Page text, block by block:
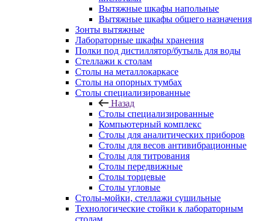
Вытяжные шкафы напольные
Вытяжные шкафы общего назначения
Зонты вытяжные
Лабораторные шкафы хранения
Полки под дистиллятор/бутыль для воды
Стеллажи к столам
Столы на металлокаркасе
Столы на опорных тумбах
Столы специализированные
Назад
Столы специализированные
Компьютерный комплекс
Столы для аналитических приборов
Столы для весов антивибрационные
Столы для титрования
Столы передвижные
Столы торцевые
Столы угловые
Столы-мойки, стеллажи сушильные
Технологические стойки к лабораторным
столам